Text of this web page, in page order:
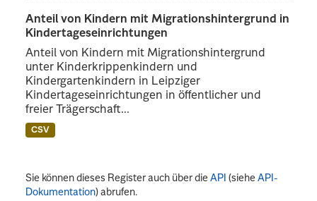
Anteil von Kindern mit Migrationshintergrund in
Kindertageseinrichtungen
Anteil von Kindern mit Migrationshintergrund
unter Kinderkrippenkindern und
Kindergartenkindern in Leipziger
Kindertageseinrichtungen in öffentlicher und
freier Trägerschaft...
CSV
Sie können dieses Register auch über dieAPI (sieheAPI-
Dokumentation) abrufen.